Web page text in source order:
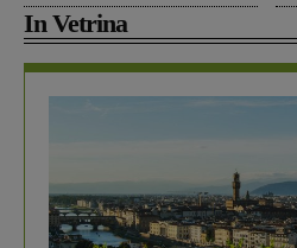
In Vetrina